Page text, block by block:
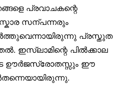
പ്രവാചകന്റെ
സന്പന്നരും
പ്രസ്തുത
ഇസ്‌ലാമിന്റെ പില്‍ക്കാല
ഊര്‍ജസ്രോതസ്സും ഈ